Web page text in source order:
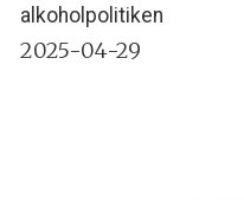
alkoholpolitiken
2025-04-29